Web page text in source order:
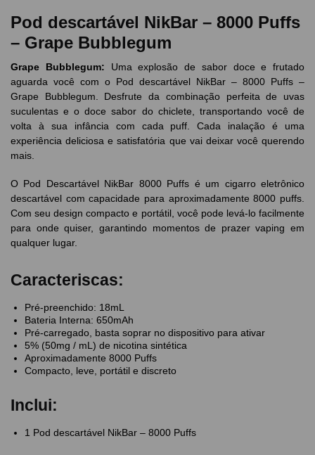
Pod descartável NikBar – 8000 Puffs
– Grape Bubblegum
Grape Bubblegum: Uma explosão de sabor doce e frutado
aguarda você com o Pod descartável NikBar – 8000 Puffs –
Grape Bubblegum. Desfrute da combinação perfeita de uvas
suculentas e o doce sabor do chiclete, transportando você de
volta à sua infância com cada puff. Cada inalação é uma
experiência deliciosa e satisfatória que vai deixar você querendo
mais.
O Pod Descartável NikBar 8000 Puffs é um cigarro eletrônico
descartável com capacidade para aproximadamente 8000 puffs.
Com seu design compacto e portátil, você pode levá-lo facilmente
para onde quiser, garantindo momentos de prazer vaping em
qualquer lugar.
Caracteriscas:
Pré-preenchido: 18mL
Bateria Interna: 650mAh
Pré-carregado, basta soprar no dispositivo para ativar
5% (50mg / mL) de nicotina sintética
Aproximadamente 8000 Puffs
Compacto, leve, portátil e discreto
Inclui:
1 Pod descartável NikBar – 8000 Puffs